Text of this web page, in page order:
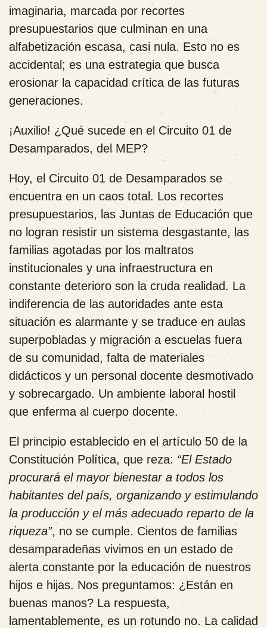
imaginaria, marcada por recortes
presupuestarios que culminan en una
alfabetización escasa, casi nula. Esto no es
accidental; es una estrategia que busca
erosionar la capacidad crítica de las futuras
generaciones.
¡Auxilio! ¿Qué sucede en el Circuito 01 de
Desamparados, del MEP?
Hoy, el Circuito 01 de Desamparados se
encuentra en un caos total. Los recortes
presupuestarios, las Juntas de Educación que
no logran resistir un sistema desgastante, las
familias agotadas por los maltratos
institucionales y una infraestructura en
constante deterioro son la cruda realidad. La
indiferencia de las autoridades ante esta
situación es alarmante y se traduce en aulas
superpobladas y migración a escuelas fuera
de su comunidad, falta de materiales
didácticos y un personal docente desmotivado
y sobrecargado. Un ambiente laboral hostil
que enferma al cuerpo docente.
El principio establecido en el artículo 50 de la
Constitución Política, que reza: “El Estado
procurará el mayor bienestar a todos los
habitantes del país, organizando y estimulando
la producción y el más adecuado reparto de la
riqueza”, no se cumple. Cientos de familias
desamparadeñas vivimos en un estado de
alerta constante por la educación de nuestros
hijos e hijas. Nos preguntamos: ¿Están en
buenas manos? La respuesta,
lamentablemente, es un rotundo no. La calidad